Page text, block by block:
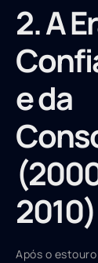
2. A
e da
2010)
Após o